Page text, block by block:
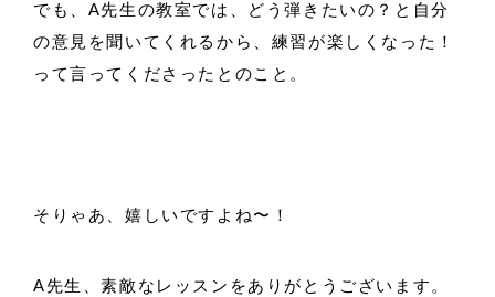
でも、A先生の教室では、どう弾きたいの？と自分
の意見を聞いてくれるから、練習が楽しくなった！
って言ってくださったとのこと。
そりゃあ、嬉しいですよね〜！
A先生、素敵なレッスンをありがとうございます。